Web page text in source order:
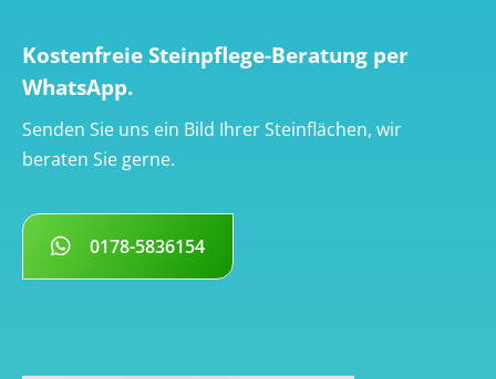
Kostenfreie Steinpflege-Beratung per
WhatsApp.
Senden Sie uns ein Bild Ihrer Steinflächen, wir
beraten Sie gerne.
0178-5836154